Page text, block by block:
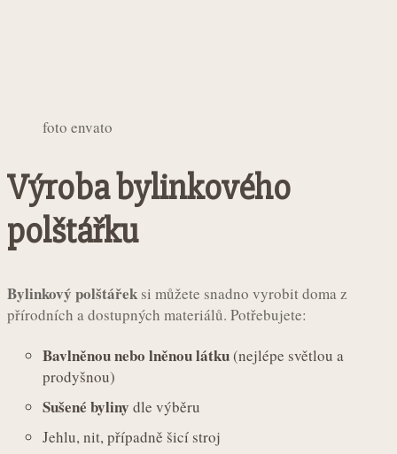
foto envato
Výroba bylinkového
polštářku
Bylinkový polštářek si můžete snadno vyrobit doma z
přírodních a dostupných materiálů. Potřebujete:
Bavlněnou nebo lněnou látku(nejlépe světlou a
prodyšnou)
Sušené byliny dle výběru
Jehlu, nit, případně šicí stroj